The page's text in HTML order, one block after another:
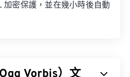
加密保護，並在幾小時後自動